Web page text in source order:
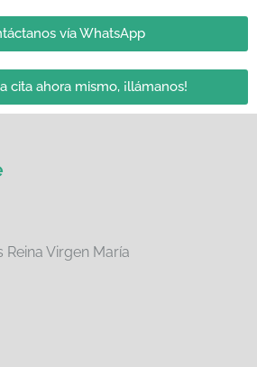
vía WhatsApp
cita ahora mismo, ¡llámanos!
Reina Virgen María